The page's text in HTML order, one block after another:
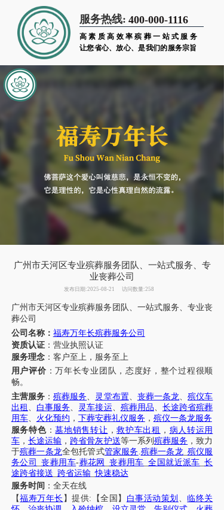
服务热线: 400-000-1116
高素质高效率殡葬一站式服务
让您省心、放心、是我们的服务宗旨
广州市天河区专业殡葬服务团队、一站式服务、专
业丧葬公司
发布日期:2025-08-21 访问数量:258
广州市天河区专业殡葬服务团队、 一站式服务、专业丧
葬公司
公司名称： 福寿万年长殡葬服务公司
资质认证：营业执照认证
服务理念：客户至上，服务至上
用户评价 ：万年长专业团队，态度好，整个过程很顺
畅。
主营服务 ：殡葬服务、 灵堂布置、 丧葬一条龙、殡仪车
出租 、 白事服务、 灵车接运、 殡葬用品、 长途跨省殡葬
用车、 火化预约 ， 下葬安葬礼仪服务 ， 殡仪一条龙服务
服务特色：墓地销售转让 ，救护车出租 ， 病人转运用
车， 长途运输 ，跨省骨灰护送等一系列 殡葬服务 ，致力
于殡葬一条龙全包托管式管家服务 .殡葬一条龙_ 殡仪服
务公司
_丧葬用车-葬花网 丧葬用车 全国就近派车 长
途跨省接送 跨省运输_快速稳达
服务时间 ：全天在线
【福寿万年长 】提供:【全国】 白事活动策划 、临终关